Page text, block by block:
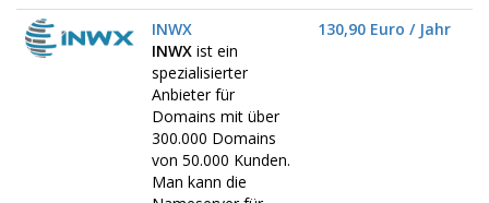
INWX
INWX ist ein
spezialisierter
Anbieter für
Domains mit über
300.000 Domains
von 50.000 Kunden.
Man kann die
130,90 Euro / Jahr